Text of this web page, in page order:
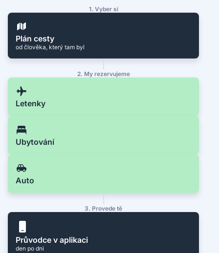
1. Vyber si
Plán cesty
od člověka, který tam byl
2. My rezervujeme
Letenky
Ubytování
Auto
3. Provede tě
Průvodce v aplikaci
den po dni